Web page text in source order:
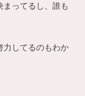
まってるし、誰も
力してるのもわか